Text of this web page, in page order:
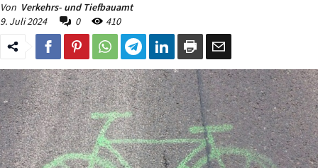
Von Verkehrs- und Tiefbauamt
9. Juli 2024
0 410